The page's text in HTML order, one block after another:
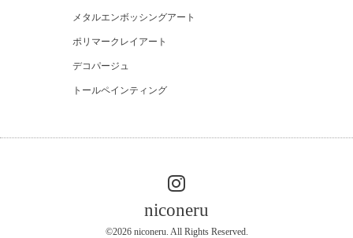
メタルエンボッシングアート
ポリマークレイアート
デコパージュ
トールペインティング
niconeru
©2026 niconeru. All Rights Reserved.